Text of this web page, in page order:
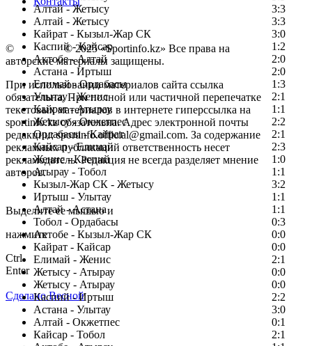
Алтай - Жетысу
3:3
Алтай - Жетысу
3:3
Кайрат - Кызыл-Жар СК
3:0
Каспий - Кайсар
1:2
Актобе - Алтай
2:0
Астана - Иртыш
2:0
Елимай - Ордабасы
1:3
Улытау - Женис
2:1
Кайрат - Атырау
1:1
Жетысу - Окжетпес
2:2
Ордабасы - Кайрат
2:1
Кайсар - Елимай
2:3
Женис - Каспий
1:0
Атырау - Тобол
1:1
Кызыл-Жар СК - Жетысу
3:2
Иртыш - Улытау
1:1
Алтай - Астана
1:1
Тобол - Ордабасы
0:3
Актобе - Кызыл-Жар СК
0:0
Кайрат - Кайсар
0:0
Елимай - Женис
2:1
Жетысу - Атырау
0:0
Жетысу - Атырау
0:0
Каспий - Иртыш
2:2
Астана - Улытау
3:0
Алтай - Окжетпес
0:1
Кайсар - Тобол
2:1
© Copyright© 2025 «Sportinfo.kz» Все права на
авторские материалы защищены.
При использовании материалов сайта ссылка
обязательна. При полной или частичной перепечатке
текстовых материалов в интернете гиперссылка на
sportinfo.kz обязательна. Адрес электронной почты
редакции: sportinfo.official@gmail.com. За содержание
рекламных публикаций ответственность несет
рекламодатель. Редакция не всегда разделяет мнение
авторов.
Заметили ошибку в тексте?
Выделите ее мышью и
нажмите
Ctrl
Enter
Сделано Весной